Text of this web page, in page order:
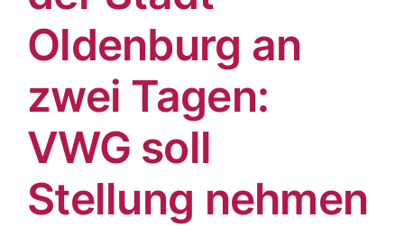
Oldenburg an
zwei Tagen:
VWG soll
Stellung nehmen